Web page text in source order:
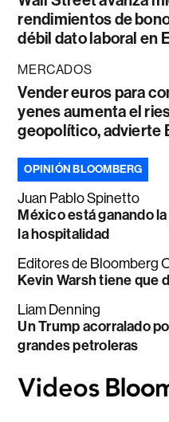
rendimientos de
débil dato laboral en
MERCADOS
Vender euros para
yenes aumenta el
geopolítico, advierte
OPINIÓN BLOOMBERG
Juan Pablo Spinetto
México está ganando
la hospitalidad
Editores de Bloomberg
Kevin Warsh tiene que
Liam Denning
Un Trump acorralado
grandes petroleras